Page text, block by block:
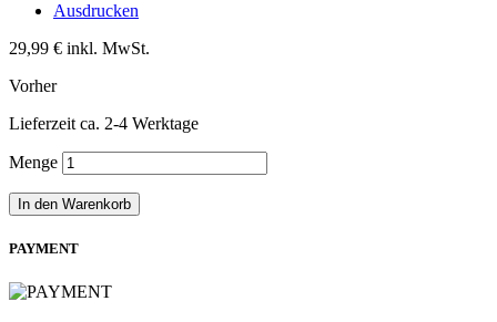
Ausdrucken
29,99 € inkl. MwSt.
Vorher
Lieferzeit ca. 2-4 Werktage
Menge
In den Warenkorb
PAYMENT